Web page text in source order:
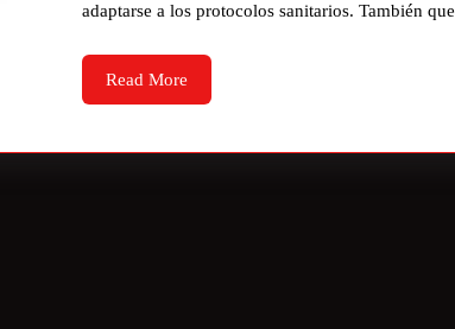
adaptarse a los protocolos sanitarios. También que
Read More